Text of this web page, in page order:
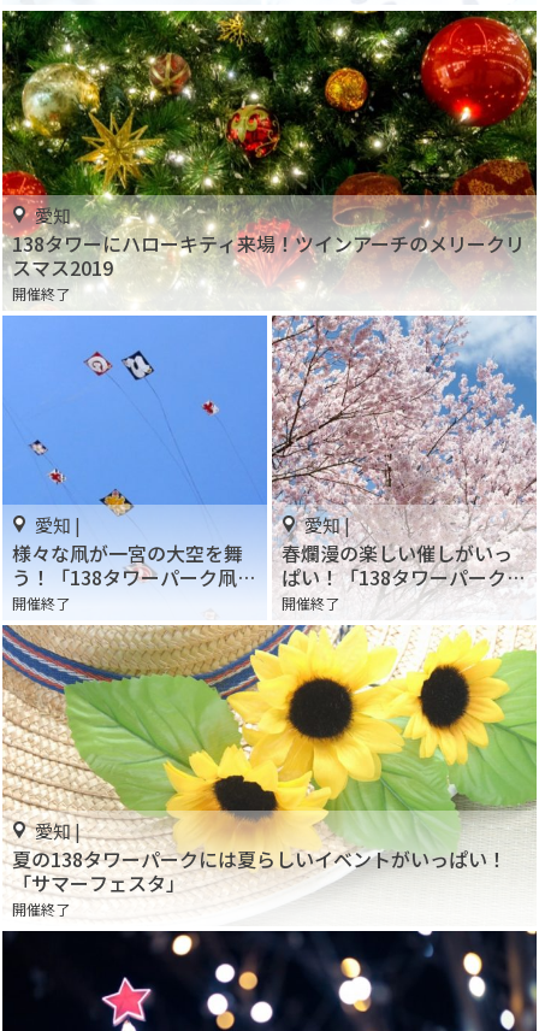
愛知
138タワーにハローキティ来場！ツインアーチのメリークリ
スマス2019
開催終了
愛知 |
様々な凧が一宮の大空を舞
う！「138タワーパーク凧あ
げ祭り」
開催終了
愛知 |
春爛漫の楽しい催しがいっ
ぱい！「138タワーパーク
さくら祭り」
開催終了
愛知 |
夏の138タワーパークには夏らしいイベントがいっぱい！
「サマーフェスタ」
開催終了